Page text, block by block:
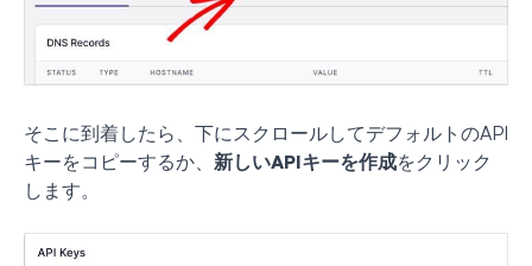
そこに到着したら、下にスクロールしてデフォルトのAPI
キーをコピーするか、 新しいAPIキーを作成をクリック
します。